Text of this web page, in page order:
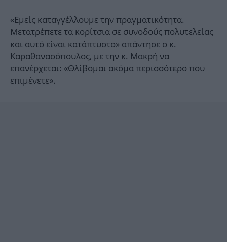
«Εμείς καταγγέλλουμε την πραγματικότητα.
Μετατρέπετε τα κορίτσια σε συνοδούς πολυτελείας
και αυτό είναι κατάπτυστο» απάντησε ο κ.
Καραθανασόπουλος, με την κ. Μακρή να
επανέρχεται: «Θλίβομαι ακόμα περισσότερο που
επιμένετε».